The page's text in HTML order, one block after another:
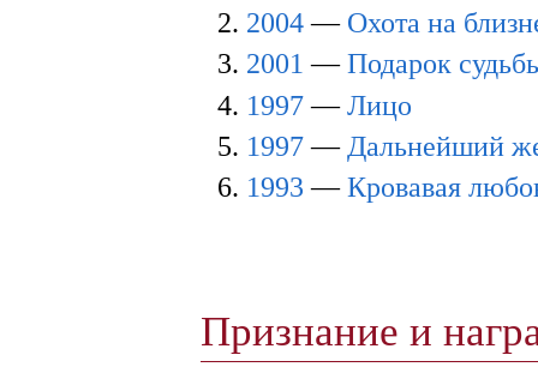
2004— Охота на
2001 —Подарок
1997—Лицо
1997— Дальнейший
1993 —Кровавая
Признание и